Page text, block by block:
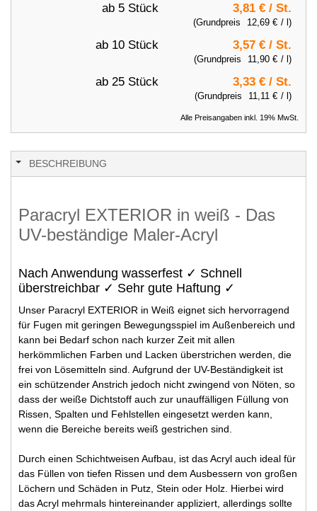
ab 5 Stück 3,81 € / St.
(Grundpreis 12,69 € / l)
ab 10 Stück 3,57 € / St.
(Grundpreis 11,90 € / l)
ab 25 Stück 3,33 € / St.
(Grundpreis 11,11 € / l)
Alle Preisangaben inkl. 19% MwSt.
BESCHREIBUNG
Paracryl EXTERIOR in weiß - Das
UV-beständige Maler-Acryl
Nach Anwendung wasserfest ✓ Schnell
überstreichbar ✓ Sehr gute Haftung ✓
Unser Paracryl EXTERIOR in Weiß eignet sich hervorragend
für Fugen mit geringen Bewegungsspiel im Außenbereich und
kann bei Bedarf schon nach kurzer Zeit mit allen
herkömmlichen Farben und Lacken überstrichen werden, die
frei von Lösemitteln sind. Aufgrund der UV-Beständigkeit ist
ein schützender Anstrich jedoch nicht zwingend von Nöten, so
dass der weiße Dichtstoff auch zur unauffälligen Füllung von
Rissen, Spalten und Fehlstellen eingesetzt werden kann,
wenn die Bereiche bereits weiß gestrichen sind.
Durch einen Schichtweisen Aufbau, ist das Acryl auch ideal für
das Füllen von tiefen Rissen und dem Ausbessern von großen
Löchern und Schäden in Putz, Stein oder Holz. Hierbei wird
das Acryl mehrmals hintereinander appliziert, allerdings sollte